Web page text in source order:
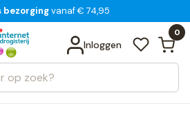
18:00 uur besteld
bezorgingvanaf € 74,95
dagen bedenktijd
Inloggen
0
Bekijk alle resultaten